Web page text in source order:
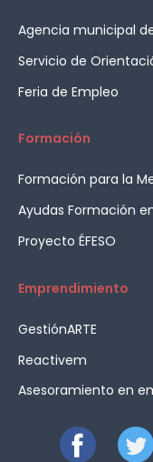
Agencia municipal
Servicio de
Feria de Empleo
Formación
Formación para la
Ayudas Formación
Proyecto ÉFESO
Emprendimiento
GestiónARTE
Reactivem
Asesoramiento en